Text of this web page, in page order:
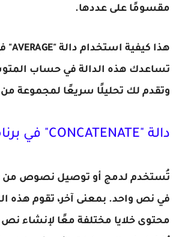
مقسومًا على عددها.
تساعدك هذه الدالة في حساب
وتقدم لك تحليلًا سريعًا لمجموعة من
دالة "CONCATENATE" في برنامج Excel
تُستخدم لدمج أو توصيل نصوص من
في نص واحد. بمعنى آخر، تقوم هذه
محتوى خلايا مختلفة معًا لإنشاء